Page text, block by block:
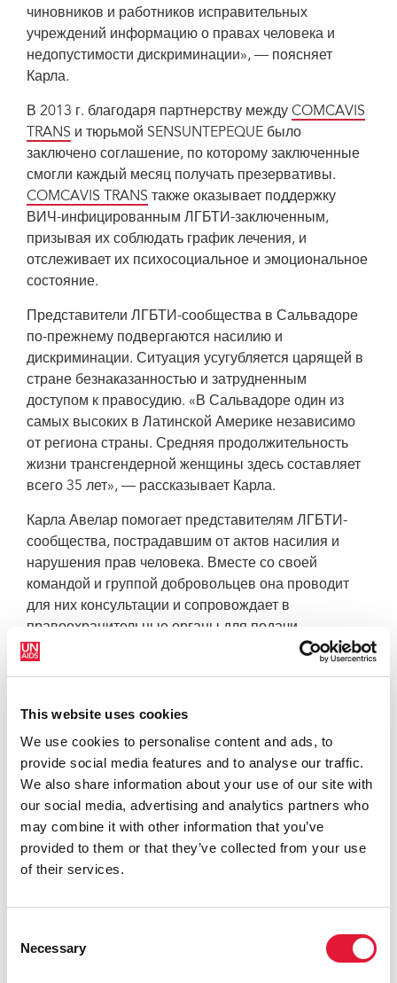
This website uses cookies
We use cookies to personalise content and ads, to
provide social media features and to analyse our traffic.
We also share information about your use of our site with
our social media, advertising and analytics partners who
may combine it with other information that you’ve
provided to them or that they’ve collected from your use
of their services.
Selection
Necessary
чиновников и работников исправительных
учреждений информацию о правах человека и
недопустимости дискриминации», — поясняет
Карла.
В 2013 г. благодаря партнерству между COMCAVIS
TRANS и тюрьмой SENSUNTEPEQUE было
заключено соглашение, по которому заключенные
смогли каждый месяц получать презервативы.
COMCAVIS TRANS также оказывает поддержку
ВИЧ-инфицированным ЛГБТИ-заключенным,
призывая их соблюдать график лечения, и
отслеживает их психосоциальное и эмоциональное
состояние.
Представители ЛГБТИ-сообщества в Сальвадоре
по-прежнему подвергаются насилию и
дискриминации. Ситуация усугубляется царящей в
стране безнаказанностью и затрудненным
доступом к правосудию. «В Сальвадоре один из
самых высоких в Латинской Америке независимо
от региона страны. Средняя продолжительность
жизни трансгендерной женщины здесь составляет
всего 35 лет», — рассказывает Карла.
Карла Авелар помогает представителям ЛГБТИ-
сообщества, пострадавшим от актов насилия и
нарушения прав человека. Вместе со своей
командой и группой добровольцев она проводит
для них консультации и сопровождает в
правоохранительные органы для подачи
заявлений. Благодаря сотрудничеству с другими
получения юридической и экономической помощи.
«Проблем еще очень много, — говорит она. — Но
мы продолжаем вести диалог с национальной
гражданской полицией и Управлением
национального советника по защите прав человека,
а также с другими властями в попытке улучшить
механизмы выявления и расследования
нарушений прав человека и обеспечить
ситуации».
значительную роль в продвижении